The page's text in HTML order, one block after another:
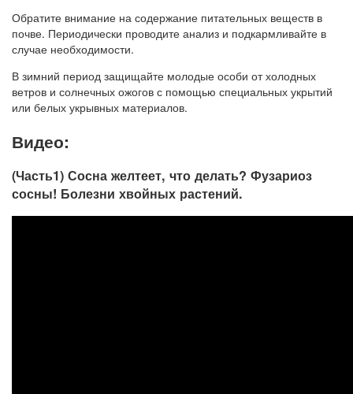
Обратите внимание на содержание питательных веществ в
почве. Периодически проводите анализ и подкармливайте в
случае необходимости.
В зимний период защищайте молодые особи от холодных
ветров и солнечных ожогов с помощью специальных укрытий
или белых укрывных материалов.
Видео:
(Часть1) Сосна желтеет, что делать? Фузариоз
сосны! Болезни хвойных растений.